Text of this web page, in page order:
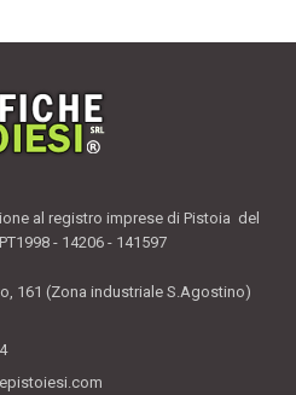
al registro imprese di Pistoia del
- 14206 - 141597
161 (Zona industriale S.Agostino)